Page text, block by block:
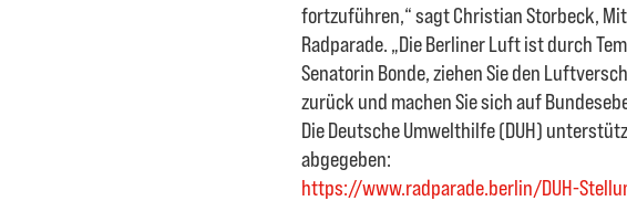
fortzuführen,“ sagt Christian Storbeck,
Radparade. „Die Berliner Luft ist durch
Senatorin Bonde, ziehen Sie den
zurück und machen Sie sich auf
Die Deutsche Umwelthilfe (DUH)
abgegeben:
https://www.radparade.berlin/DUH-